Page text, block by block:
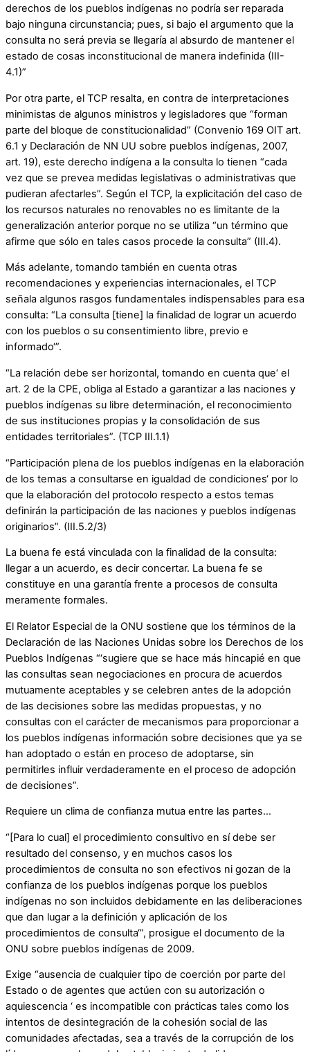
derechos de los pueblos indígenas no podría ser reparada
bajo ninguna circunstancia; pues, si bajo el argumento que la
consulta no será previa se llegaría al absurdo de mantener el
estado de cosas inconstitucional de manera indefinida (III-
4.1)”
Por otra parte, el TCP resalta, en contra de interpretaciones
minimistas de algunos ministros y legisladores que “forman
parte del bloque de constitucionalidad” (Convenio 169 OIT art.
6.1 y Declaración de NN UU sobre pueblos indígenas, 2007,
art. 19), este derecho indígena a la consulta lo tienen “cada
vez que se prevea medidas legislativas o administrativas que
pudieran afectarles”. Según el TCP, la explicitación del caso de
los recursos naturales no renovables no es limitante de la
generalización anterior porque no se utiliza “un término que
afirme que sólo en tales casos procede la consulta” (III.4).
Más adelante, tomando también en cuenta otras
recomendaciones y experiencias internacionales, el TCP
señala algunos rasgos fundamentales indispensables para esa
consulta: “La consulta [tiene] la finalidad de lograr un acuerdo
con los pueblos o su consentimiento libre, previo e
informado‘”.
“La relación debe ser horizontal, tomando en cuenta que‘ el
art. 2 de la CPE, obliga al Estado a garantizar a las naciones y
pueblos indígenas su libre determinación, el reconocimiento
de sus instituciones propias y la consolidación de sus
entidades territoriales”. (TCP III.1.1)
“Participación plena de los pueblos indígenas en la elaboración
de los temas a consultarse en igualdad de condiciones‘ por lo
que la elaboración del protocolo respecto a estos temas
definirán la participación de las naciones y pueblos indígenas
originarios”. (III.5.2/3)
La buena fe está vinculada con la finalidad de la consulta:
llegar a un acuerdo, es decir concertar. La buena fe se
constituye en una garantía frente a procesos de consulta
meramente formales.
El Relator Especial de la ONU sostiene que los términos de la
Declaración de las Naciones Unidas sobre los Derechos de los
Pueblos Indígenas “‘sugiere que se hace más hincapié en que
las consultas sean negociaciones en procura de acuerdos
mutuamente aceptables y se celebren antes de la adopción
de las decisiones sobre las medidas propuestas, y no
consultas con el carácter de mecanismos para proporcionar a
los pueblos indígenas información sobre decisiones que ya se
han adoptado o están en proceso de adoptarse, sin
permitirles influir verdaderamente en el proceso de adopción
de decisiones”.
Requiere un clima de confianza mutua entre las partes…
“[Para lo cual] el procedimiento consultivo en sí debe ser
resultado del consenso, y en muchos casos los
procedimientos de consulta no son efectivos ni gozan de la
confianza de los pueblos indígenas porque los pueblos
indígenas no son incluidos debidamente en las deliberaciones
que dan lugar a la definición y aplicación de los
procedimientos de consulta‘”, prosigue el documento de la
ONU sobre pueblos indígenas de 2009.
Exige “ausencia de cualquier tipo de coerción por parte del
Estado o de agentes que actúen con su autorización o
aquiescencia ‘ es incompatible con prácticas tales como los
intentos de desintegración de la cohesión social de las
comunidades afectadas, sea a través de la corrupción de los